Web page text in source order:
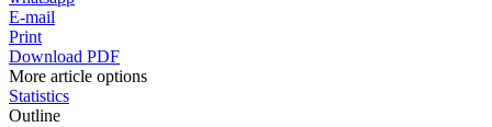
E-mail
Print
Download PDF
More article options
Statistics
Outline